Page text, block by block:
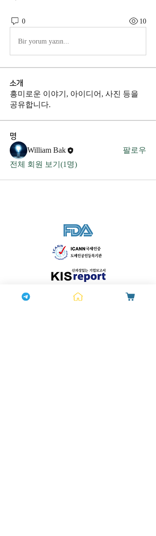
0 10
Bir yorum yazın...
소개
흥미로운 이야기, 아이디어, 사진 등을
공유합니다.
명
William Bak
팔로우
전체 회원 보기(1명)